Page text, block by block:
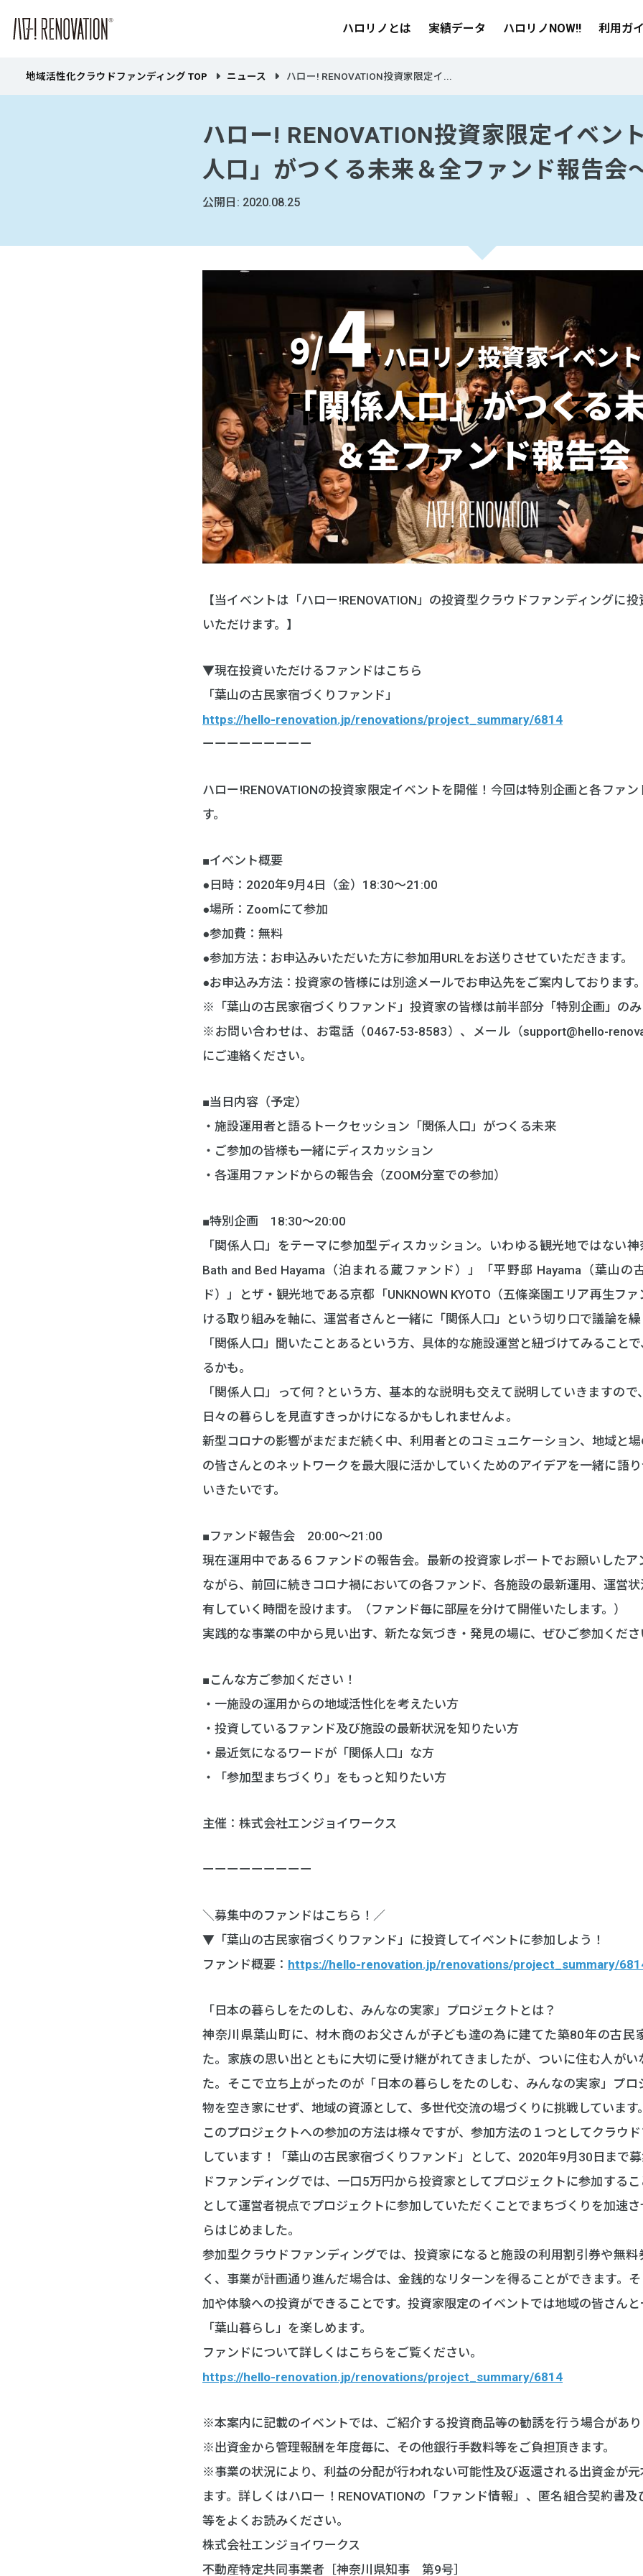
ハロリノとは 実績データ ハロリノNOW!! 利用ガ
地域活性化クラウドファンディング TOP ニュース ハロー! RENOVATION投資家限定イ...
ハロー! RENOVATION投資家限定イベン
人口」がつくる未来＆全ファンド報告会
公開日: 2020.08.25
【当イベントは「ハロー!RENOVATION」の投資型クラウドファンディングに
いただけます。】
▼現在投資いただけるファンドはこちら
「葉山の古民家宿づくりファンド」
https://hello-renovation.jp/renovations/project_summary/6814
ーーーーーーーーー
ハロー!RENOVATIONの投資家限定イベントを開催！今回は特別企画と各ファ
す。
■イベント概要
●日時：2020年9月4日（金）18:30～21:00
●場所：Zoomにて参加
●参加費：無料
●参加方法：お申込みいただいた方に参加用URLをお送りさせていただきます。
●お申込み方法：投資家の皆様には別途メールでお申込先をご案内しております
※「葉山の古民家宿づくりファンド」投資家の皆様は前半部分「特別企画」の
※お問い合わせは、お電話（0467-53-8583）、メール（support@hello-
にご連絡ください。
■当日内容（予定）
・施設運用者と語るトークセッション「関係人口」がつくる未来
・ご参加の皆様も一緒にディスカッション
・各運用ファンドからの報告会（ZOOM分室での参加）
■特別企画 18:30～20:00
「関係人口」をテーマに参加型ディスカッション。いわゆる観光地ではない
Bath and Bed Hayama（泊まれる蔵ファンド）」「平野邸 Hayama（葉山の
ド）」とザ・観光地である京都「UNKNOWN KYOTO（五條楽園エリア再生フ
ける取り組みを軸に、運営者さんと一緒に「関係人口」という切り口で議論を
「関係人口」聞いたことあるという方、具体的な施設運営と紐づけてみること
るかも。
「関係人口」って何？という方、基本的な説明も交えて説明していきますの
日々の暮らしを見直すきっかけになるかもしれませんよ。
新型コロナの影響がまだまだ続く中、利用者とのコミュニケーション、地域と
の皆さんとのネットワークを最大限に活かしていくためのアイデアを一緒に語
いきたいです。
■ファンド報告会 20:00～21:00
現在運用中である６ファンドの報告会。最新の投資家レポートでお願いしたア
ながら、前回に続きコロナ禍においての各ファンド、各施設の最新運用、運営
有していく時間を設けます。（ファンド毎に部屋を分けて開催いたします。）
実践的な事業の中から見い出す、新たな気づき・発見の場に、ぜひご参加くだ
■こんな方ご参加ください！
・一施設の運用からの地域活性化を考えたい方
・投資しているファンド及び施設の最新状況を知りたい方
・最近気になるワードが「関係人口」な方
・「参加型まちづくり」をもっと知りたい方
主催：株式会社エンジョイワークス
ーーーーーーーーー
＼募集中のファンドはこちら！／
▼「葉山の古民家宿づくりファンド」に投資してイベントに参加しよう！
ファンド概要： https://hello-renovation.jp/renovations/project_summary/
「日本の暮らしをたのしむ、みんなの実家」プロジェクトとは？
神奈川県葉山町に、材木商のお父さんが子ども達の為に建てた築80年の古民
た。家族の思い出とともに大切に受け継がれてきましたが、ついに住む人が
た。そこで立ち上がったのが「日本の暮らしをたのしむ、みんなの実家」プ
物を空き家にせず、地域の資源として、多世代交流の場づくりに挑戦しています
このプロジェクトへの参加の方法は様々ですが、参加方法の１つとしてクラウ
しています！「葉山の古民家宿づくりファンド」として、2020年9月30日まで
ドファンディングでは、一口5万円から投資家としてプロジェクトに参加する
として運営者視点でプロジェクトに参加していただくことでまちづくりを加速
らはじめました。
参加型クラウドファンディングでは、投資家になると施設の利用割引券や無料
く、事業が計画通り進んだ場合は、金銭的なリターンを得ることができます。
加や体験への投資ができることです。投資家限定のイベントでは地域の皆さん
「葉山暮らし」を楽しめます。
ファンドについて詳しくはこちらをご覧ください。
https://hello-renovation.jp/renovations/project_summary/6814
※本案内に記載のイベントでは、ご紹介する投資商品等の勧誘を行う場合があ
※出資金から管理報酬を年度毎に、その他銀行手数料等をご負担頂きます。
※事業の状況により、利益の分配が行われない可能性及び返還される出資金が
ます。詳しくはハロー！RENOVATIONの「ファンド情報」、匿名組合契約書
等をよくお読みください。
株式会社エンジョイワークス
不動産特定共同事業者［神奈川県知事 第9号］